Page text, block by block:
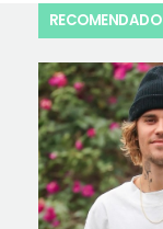
RECOMENDADO